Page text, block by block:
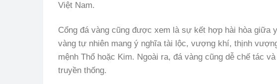
Việt Nam.
Cổng đá vàng cũng được xem là sự kết hợp hài hòa giữa
vàng tự nhiên mang ý nghĩa tài lộc, vượng khí, thịnh
mệnh Thổ hoặc Kim. Ngoài ra, đá vàng cũng dễ chế tác
truyền thống.